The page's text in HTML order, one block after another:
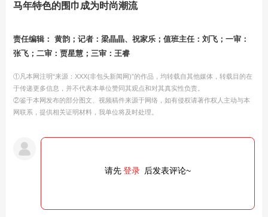
马年特色的围巾成为时尚潮流
责任编辑： 黄韵；记者：梁晶晶、祝家乐；值班主任：刘飞；一审：
张飞；二审：贾星慧；三审：王睿
①凡本网注明“来源：XXX(非包头新闻网)”的作品，均转载自其他媒体，转载目的在
于传递更多信息，并不代表本单位赞同其观点和对其真实性负责。
②鉴于本网发布的部分图文、视频稿件来源于网络，如有侵权请著作权人主动与本
网联系，提供相关证明材料，我单位将及时处理。
请先登录 后发表评论~